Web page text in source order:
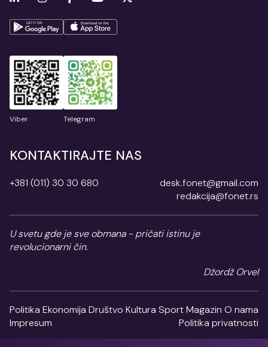
Viber Telegram
KONTAKTIRAJTE NAS
+381 (011) 30 30 680
desk.fonet@gmail.com
redakcija@fonet.rs
U svetu gde je sve obmana - pričati istinu je
revolucionarni čin.
Džordž Orvel
Politika Ekonomija Društvo Kultura SportMagazin O nama
Impresum
Politika privatnosti